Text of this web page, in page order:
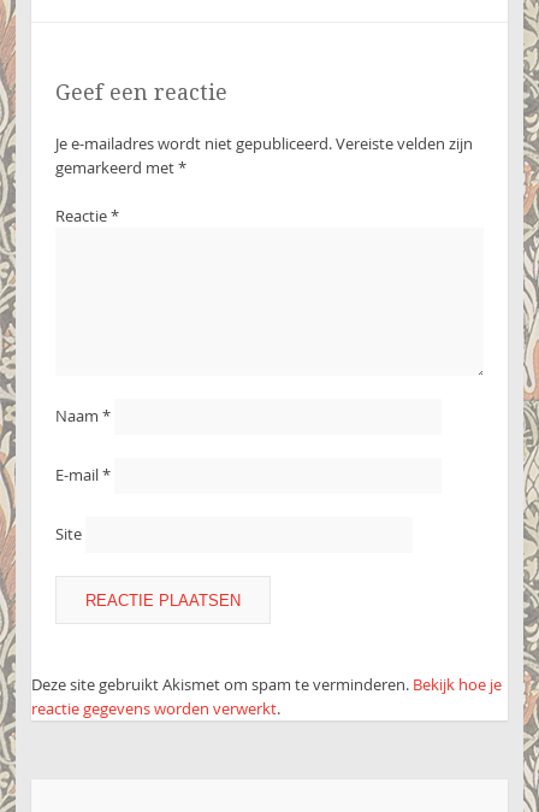
Geef een reactie
Je e-mailadres wordt niet gepubliceerd.Vereiste velden zijn
gemarkeerd met*
Reactie*
Naam *
E-mail*
Site
Deze site gebruikt Akismet om spam te verminderen. Bekijk hoe je
reactie gegevens worden verwerkt.